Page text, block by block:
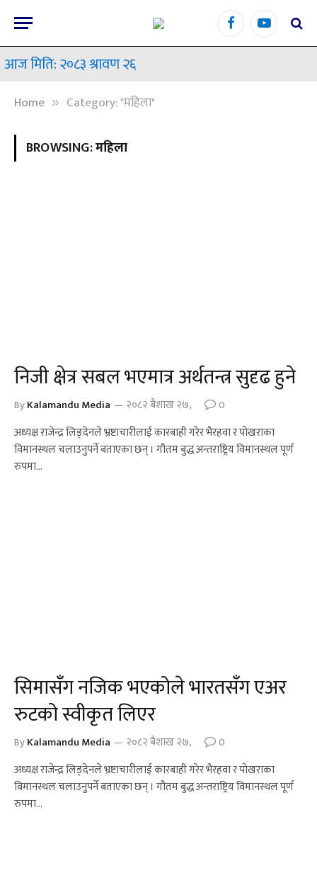
FacebookYouTube
आज मिति: २०८३ श्रावण २६
Home » Category: "महिला"
BROWSING:महिला
निजी क्षेत्र सबल भएमात्र अर्थतन्त्र सुदृढ हुने
ByKalamandu Media २०८२ बैशाख २७,
0
अध्यक्ष राजेन्द्र लिङ्देनले भ्रष्टाचारीलाई कारबाही गरेर भैरहवा र पोखराका
विमानस्थल चलाउनुपर्ने बताएका छन् । गौतम बुद्ध अन्तराष्ट्रिय विमानस्थल पूर्ण
रुपमा…
सिमासँग नजिक भएकोले भारतसँग एअर
रुटको स्वीकृत लिएर
ByKalamandu Media २०८२ बैशाख २७,
0
अध्यक्ष राजेन्द्र लिङ्देनले भ्रष्टाचारीलाई कारबाही गरेर भैरहवा र पोखराका
विमानस्थल चलाउनुपर्ने बताएका छन् । गौतम बुद्ध अन्तराष्ट्रिय विमानस्थल पूर्ण
रुपमा…